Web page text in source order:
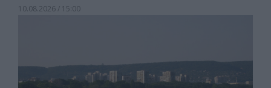
10.08.2026 / 15:00